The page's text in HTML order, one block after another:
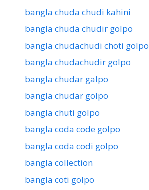
bangla chuda chudi kahini
bangla chuda chudir golpo
bangla chudachudi choti golpo
bangla chudachudir golpo
bangla chudar galpo
bangla chudar golpo
bangla chuti golpo
bangla coda code golpo
bangla coda codi golpo
bangla collection
bangla coti golpo